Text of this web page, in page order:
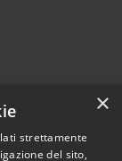
×
strettamente
del sito,